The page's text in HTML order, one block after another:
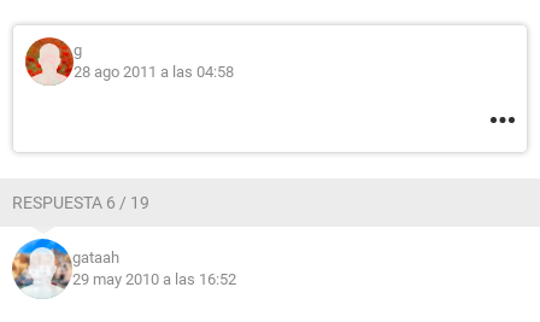
g
28 ago 2011 a las 04:58
RESPUESTA 6 / 19
gataah
29 may 2010 a las 16:52